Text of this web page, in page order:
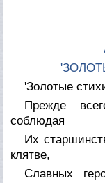
'Золотые
Прежде
соблюдая
Их
клятве,
Славных